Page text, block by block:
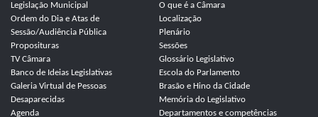
Legislação Municipal
Ordem do Dia e Atas de
Sessão/Audiência Pública
Proposituras
TV Câmara
Banco de Ideias Legislativas
Galeria Virtual de Pessoas
Desaparecidas
Agenda
O que é a Câmara
Localização
Plenário
Sessões
Glossário Legislativo
Escola do Parlamento
Brasão e Hino da Cidade
Memória do Legislativo
Departamentos e competências